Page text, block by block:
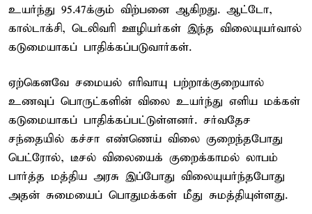
உயர்ந்து 95.47க்கும் விற்பனை ஆகிறது. ஆட்டோ,
கால்டாக்சி, டெலிவரி ஊழியர்கள் இந்த விலையுயர்வால்
கடுமையாகப் பாதிக்கப்படுவார்கள்.
ஏற்கெனவே சமையல் எரிவாயு பற்றாக்குறையால்
உணவுப் பொருட்களின் விலை உயர்ந்து எளிய மக்கள்
கடுமையாகப் பாதிக்கப்பட்டுள்ளனர். சர்வதேச
சந்தையில் கச்சா எண்ணெய் விலை குறைந்தபோது
பெட்ரோல், டீசல் விலையைக் குறைக்காமல் லாபம்
பார்த்த மத்திய அரசு இப்போது விலையுயர்ந்தபோது
அதன் சுமையைப் பொதுமக்கள் மீது சுமத்தியுள்ளது.